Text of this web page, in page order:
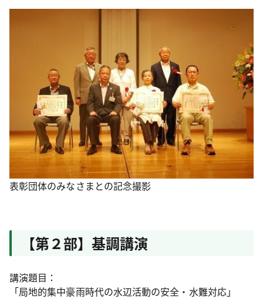
表彰団体のみなさまとの記念撮影
【第２部】基調講演
講演題目：
「局地的集中豪雨時代の水辺活動の安全・水難対応」